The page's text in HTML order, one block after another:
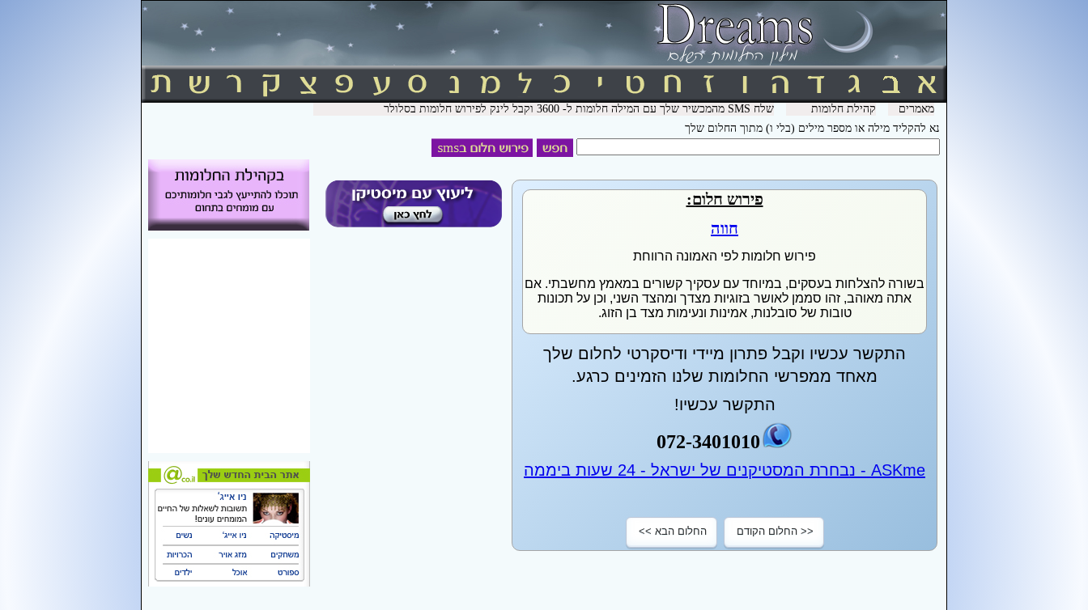
מאמרים קהילת חלומות
שלח SMS מהמכשיר שלך עם המילה חלומות ל- 3600 וקבל לינק לפירוש חלומות בסלולר
נא להקליד מילה או מספר מילים (בלי ו) מתוך החלום שלך
פירוש חלום:
חווה
פירוש חלומות לפי האמונה הרווחת
בשורה להצלחות בעסקים, במיוחד עם עסקיך קשורים במאמץ מחשבתי. אם
אתה מאוהב, זהו סממן לאושר בזוגיות מצדך ומהצד השני, וכן על תכונות
טובות של סובלנות, אמינות ונעימות מצד בן הזוג.
התקשר עכשיו וקבל פתרון מיידי ודיסקרטי לחלום שלך
מאחד ממפרשי החלומות שלנו הזמינים כרגע.
התקשר עכשיו!
072-3401010
ASKme - נבחרת המסטיקנים של ישראל - 24 שעות ביממה
<< החלום הקודם החלום הבא >>